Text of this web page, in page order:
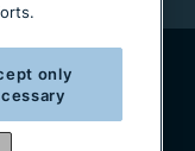
AB
2996
only